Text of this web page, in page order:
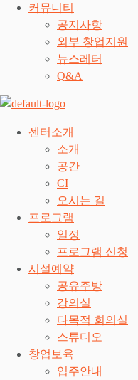
커뮤니티
공지사항
외부 창업지원
뉴스레터
Q&A
센터소개
소개
공간
CI
오시는 길
프로그램
일정
프로그램 신청
시설예약
공유주방
강의실
다목적 회의실
스튜디오
창업보육
입주안내